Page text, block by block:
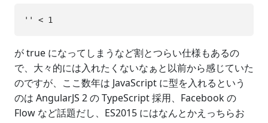
が true になってしまうなど割とつらい仕様もあるの
で、大々的には入れたくないなぁと以前から感じていた
のですが、ここ数年は JavaScript に型を入れるという
のは AngularJS 2 の TypeScript 採用、Facebook の
Flow など話題だし、ES2015 にはなんとかえっちらお